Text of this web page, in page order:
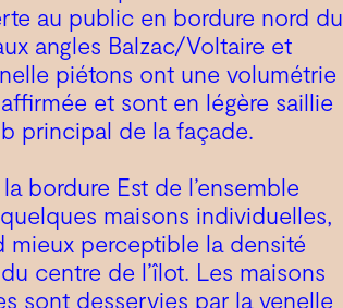
au public en bordure nord du
angles Balzac/Voltaire et
piétons ont une volumétrie
et sont en légère saillie
principal de la façade.
la bordure Est de l’ensemble
maisons individuelles,
mieux perceptible la densité
centre de l’îlot. Les maisons
sont desservies par la venelle